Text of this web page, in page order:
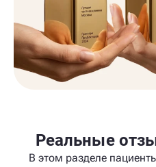
Реальные
В этом разделе